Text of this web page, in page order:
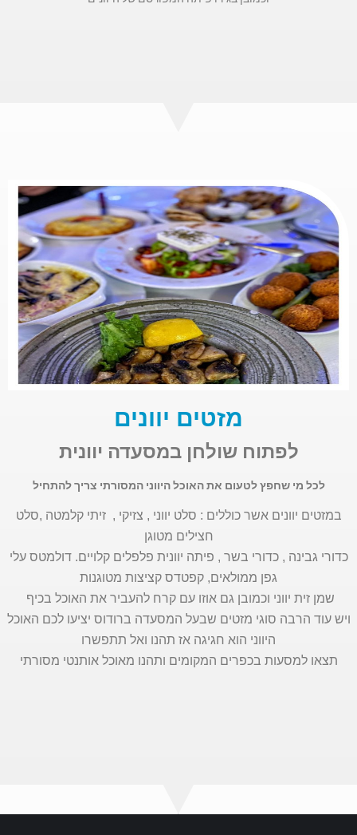
מזטים יוונים
לפתוח שולחן במסעדה יוונית
לכל מי שחפץ לטעום את האוכל היווני המסורתי צריך להתחיל
במזטים יוונים אשר כוללים : סלט יווני , צזיקי , זיתי קלמטה ,סלט
חצילים מטוגן
כדורי גבינה , כדורי בשר , פיתה יוונית פלפלים קלויים. דולמטס עלי
גפן ממולאים, קפטדס קציצות מטוגנות
שמן זית יווני וכמובן גם אוזו עם קרח להעביר את האוכל בכיף
ויש עוד הרבה סוגי מזטים שבעל המסעדה ברודוס יציעו לכם האוכל
היווני הוא חגיגה אז תהנו ואל תתפשרו
תצאו למסעות בכפרים המקומים ותהנו מאוכל אותנטי מסורתי